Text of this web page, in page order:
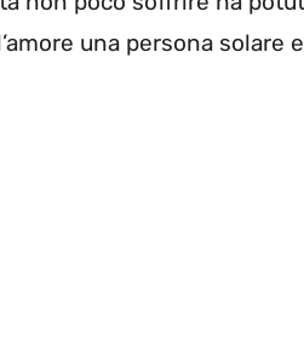
una persona solare